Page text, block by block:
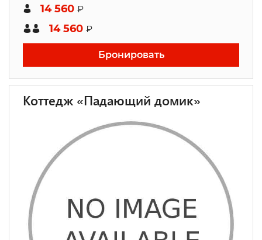
14 560 ₽
14 560 ₽
Бронировать
Коттедж «Падающий домик»